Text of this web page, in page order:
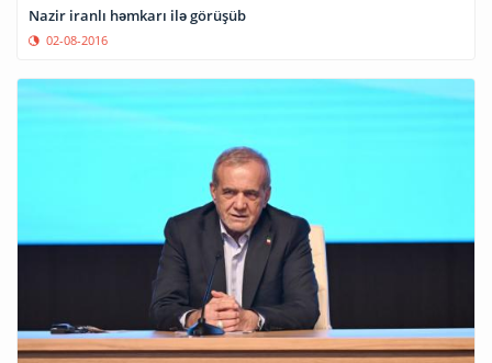
Nazir iranlı həmkarı ilə görüşüb
02-08-2016